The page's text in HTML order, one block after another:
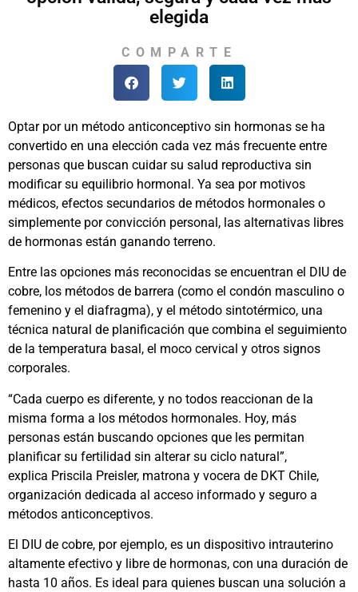
elegida
COMPARTE
Optar por un método anticonceptivo sin hormonas se ha
convertido en una elección cada vez más frecuente entre
personas que buscan cuidar su salud reproductiva sin
modificar su equilibrio hormonal. Ya sea por motivos
médicos, efectos secundarios de métodos hormonales o
simplemente por convicción personal, las alternativas libres
de hormonas están ganando terreno.
Entre las opciones más reconocidas se encuentran el DIU de
cobre, los métodos de barrera (como el condón masculino o
femenino y el diafragma), y el método sintotérmico, una
técnica natural de planificación que combina el seguimiento
de la temperatura basal, el moco cervical y otros signos
corporales.
“Cada cuerpo es diferente, y no todos reaccionan de la
misma forma a los métodos hormonales. Hoy, más
personas están buscando opciones que les permitan
planificar su fertilidad sin alterar su ciclo natural”,
explica Priscila Preisler, matrona y vocera de DKT Chile,
organización dedicada al acceso informado y seguro a
métodos anticonceptivos.
El DIU de cobre, por ejemplo, es un dispositivo intrauterino
altamente efectivo y libre de hormonas, con una duración de
hasta 10 años. Es ideal para quienes buscan una solución a